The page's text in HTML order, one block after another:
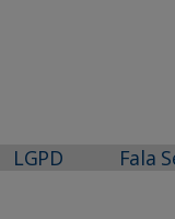
LGPD Fala